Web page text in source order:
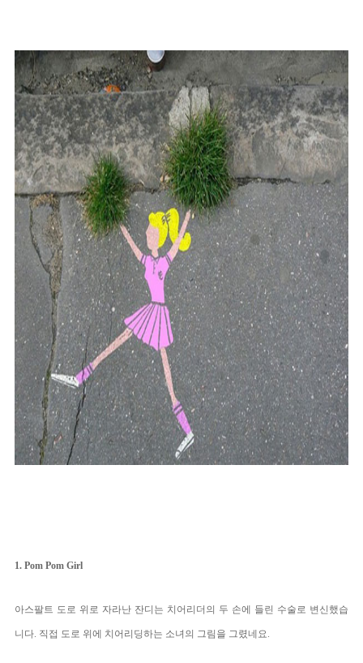
1. Pom Pom Girl
아스팔트 도로 위로 자라난 잔디는 치어리더의 두 손에 들린 수술로 변신했습
니다. 직접 도로 위에 치어리딩하는 소녀의 그림을 그렸네요.